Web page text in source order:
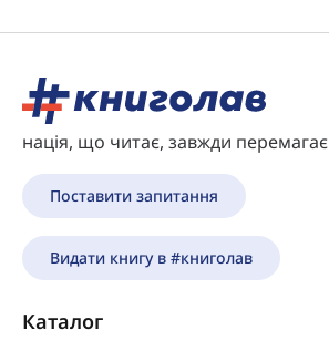
нація, що читає, завжди перемагає
Поставити запитання
Видати книгу в #книголав
Каталог